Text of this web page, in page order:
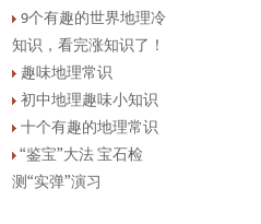
9个有趣的世界地理冷
知识，看完涨知识了！
趣味地理常识
初中地理趣味小知识
十个有趣的地理常识
“鉴宝”大法 宝石检
测“实弹”演习